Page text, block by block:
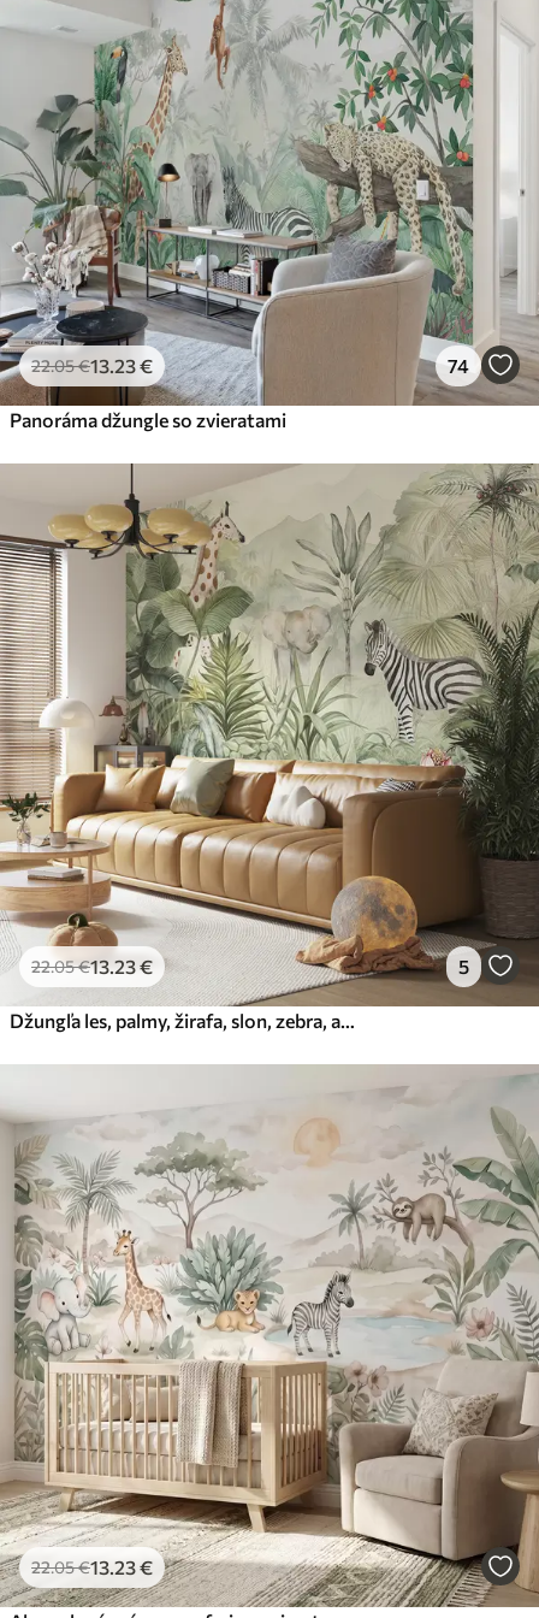
Premium
56.6734.00€ /m²
Prémiový vinyl
65.0039.00€/m²
Peel and Stick
81.6749.00€/m²
22.05€13 .23€ 74
Panoráma džungle so zvieratami
22.05€13.23€ 5
22.05€13.23€